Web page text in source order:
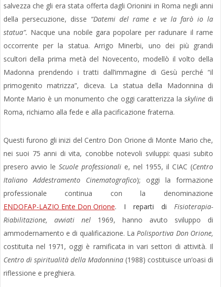
salvezza che gli era stata offerta dagli Orionini in Roma negli anni
della persecuzione, disse “Datemi del rame e ve la farò io la
statua”. Nacque una nobile gara popolare per radunare il rame
occorrente per la statua. Arrigo Minerbi, uno dei più grandi
scultori della prima metà del Novecento, modellò il volto della
Madonna prendendo i tratti dall’immagine di Gesù perché “il
primogenito matrizza”, diceva. La statua della Madonnina di
Monte Mario è un monumento che oggi caratterizza laskyline di
Roma, richiamo alla fede e alla pacificazione fraterna.
Questi furono gli inizi del Centro Don Orione di Monte Mario che,
nei suoi 75 anni di vita, conobbe notevoli sviluppi: quasi subito
presero avvio leScuole professionali e, nel 1955, il CIAC (Centro
Italiano Addestramento Cinematografico); oggi la formazione
professionale continua con la denominazione
ENDOFAP-LAZIO Ente Don Orione. I reparti di Fisioterapia-
Riabilitazione, avviati nel 1969, hanno avuto sviluppo di
ammodernamento e di qualificazione. LaPolisportiva Don Orione,
costituita nel 1971, oggi è ramificata in vari settori di attività. Il
Centro di spiritualità della Madonnina (1988) costituisce un’oasi di
riflessione e preghiera.